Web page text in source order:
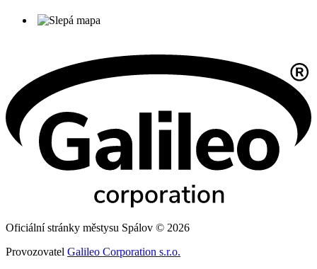
Oficiální stránky městysu Spálov © 2026
Provozovatel Galileo Corporation s.r.o.